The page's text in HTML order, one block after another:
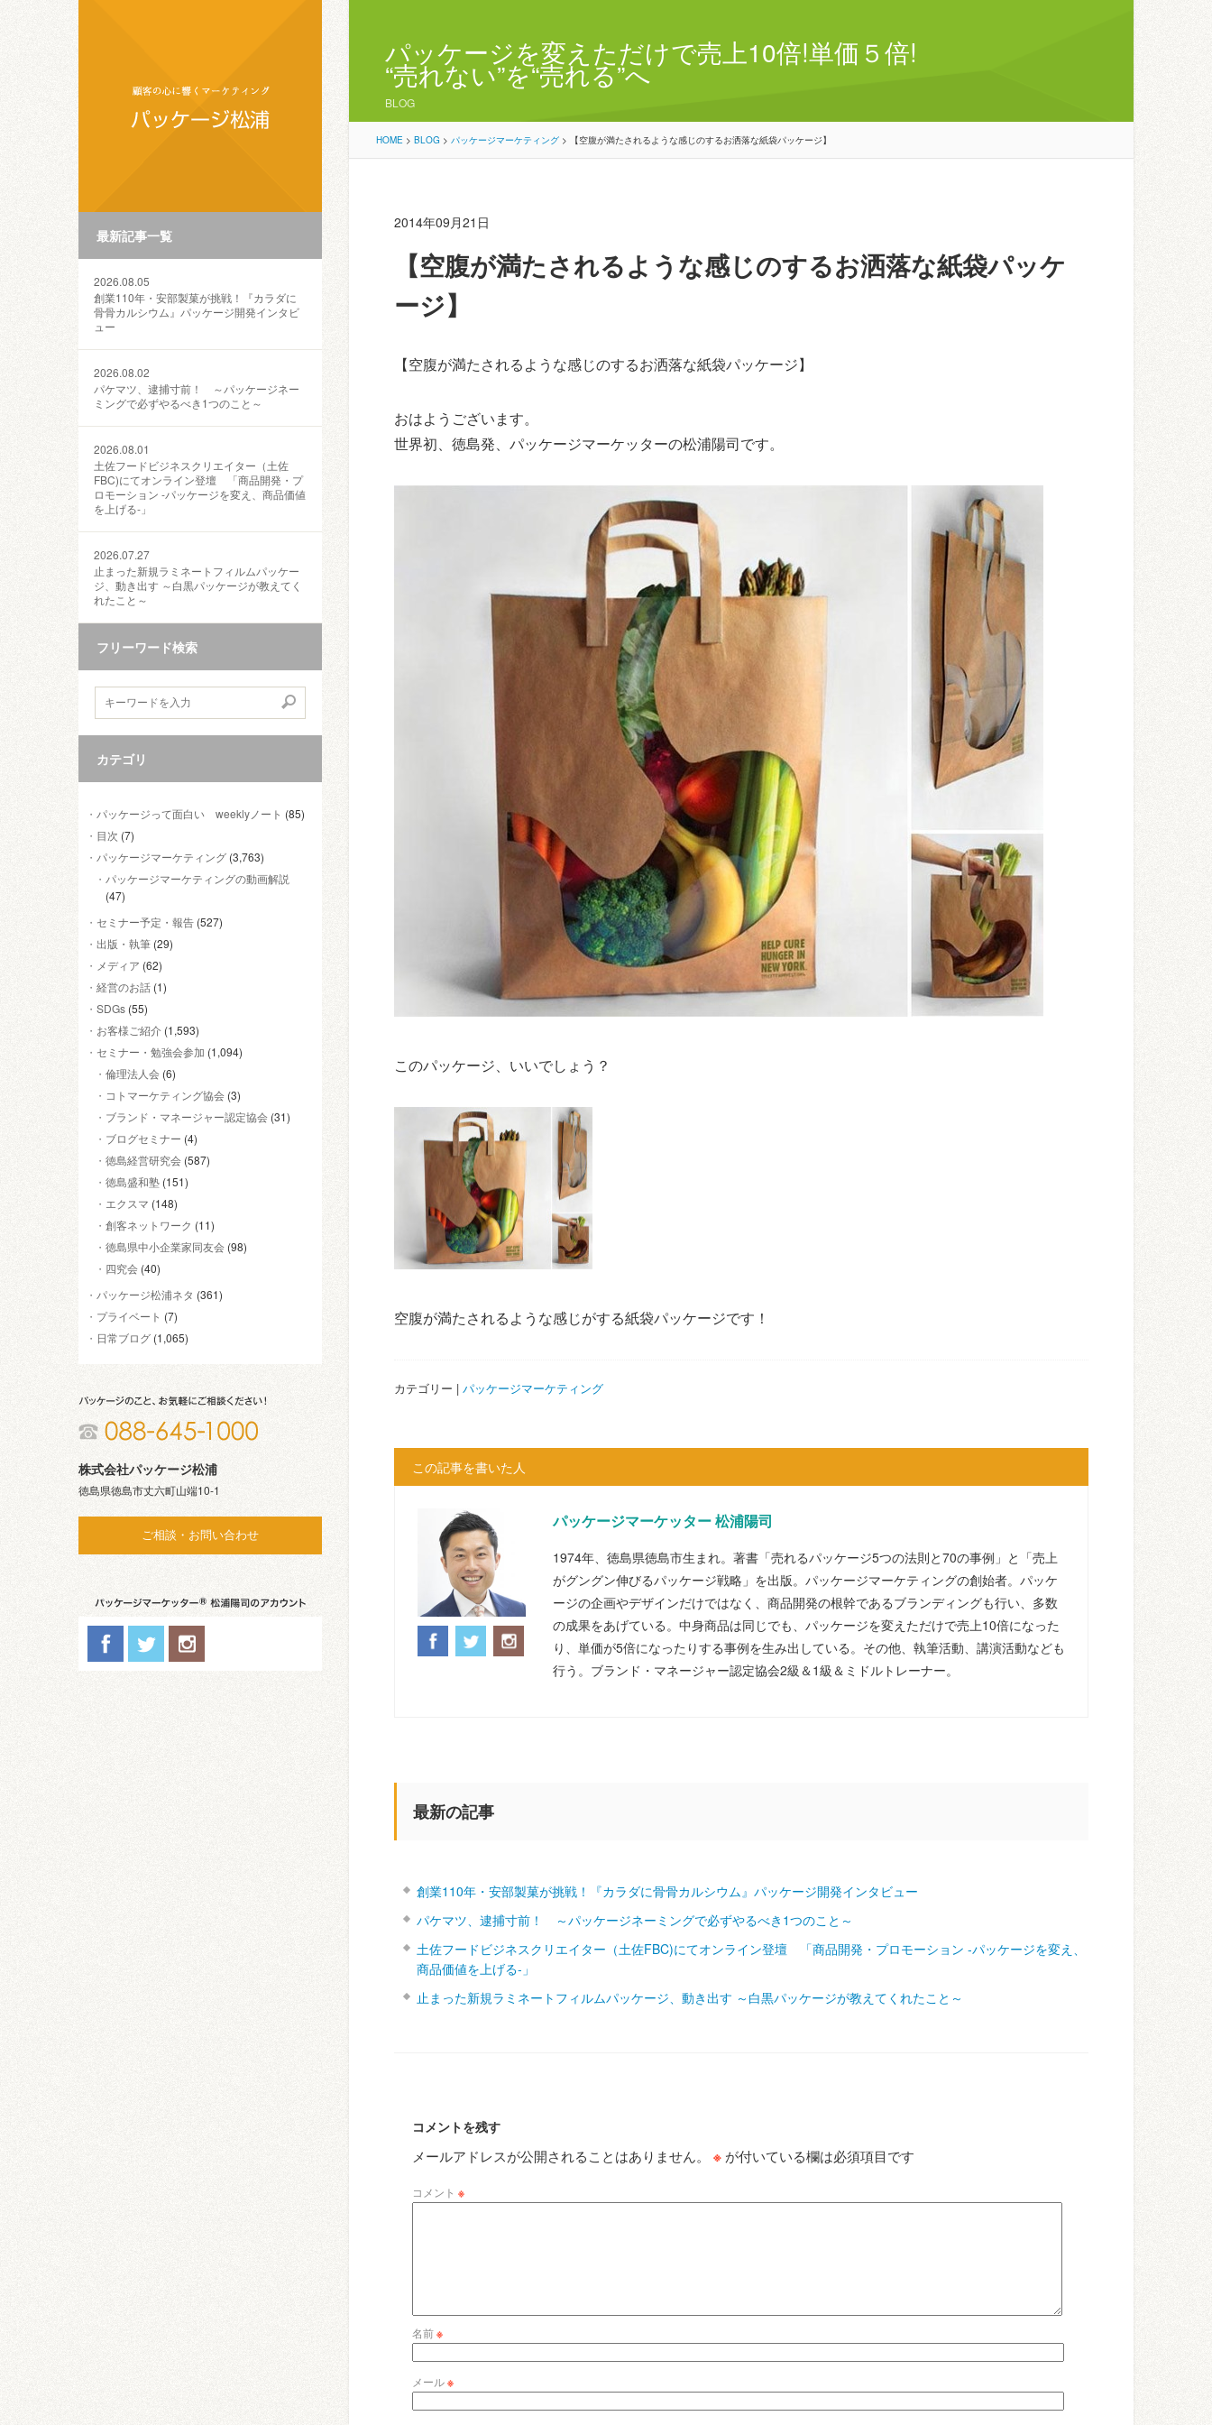
最新記事一覧
2026.08.05
創業110年・安部製菓が挑戦！『カラダに
骨骨カルシウム』パッケージ開発インタビ
ュー
2026.08.02
パケマツ、逮捕寸前！ ～パッケージネー
ミングで必ずやるべき1つのこと～
2026.08.01
土佐フードビジネスクリエイター（土佐
FBC)にてオンライン登壇 「商品開発・プ
ロモーション ‐パッケージを変え、商品価値
を上げる‐」
2026.07.27
止まった新規ラミネートフィルムパッケー
ジ、動き出す ～白黒パッケージが教えてく
れたこと～
フリーワード検索
カテゴリ
パッケージって面白い weeklyノート (85)
目次 (7)
パッケージマーケティング (3,763)
パッケージマーケティングの動画解説
(47)
セミナー予定・報告 (527)
出版・執筆 (29)
メディア (62)
経営のお話 (1)
SDGs (55)
お客様ご紹介 (1,593)
セミナー・勉強会参加 (1,094)
倫理法人会 (6)
コトマーケティング協会 (3)
ブランド・マネージャー認定協会 (31)
ブログセミナー (4)
徳島経営研究会 (587)
徳島盛和塾 (151)
エクスマ (148)
創客ネットワーク (11)
徳島県中小企業家同友会 (98)
四究会 (40)
パッケージ松浦ネタ (361)
プライベート (7)
日常ブログ (1,065)
株式会社パッケージ松浦
徳島県徳島市丈六町山端10-1
ご相談・お問い合わせ
パッケージを変えただけで売上10倍!単価５倍!
“売れない”を“売れる”へ
BLOG
HOME > BLOG > パッケージマーケティング > 【空腹が満たされるような感じのするお洒落な紙袋パッケージ】
2014年09月21日
【空腹が満たされるような感じのするお洒落な紙袋パッケ
ージ】
【空腹が満たされるような感じのするお洒落な紙袋パッケージ】
おはようございます。
世界初、徳島発、パッケージマーケッターの松浦陽司です。
このパッケージ、いいでしょう？
空腹が満たされるような感じがする紙袋パッケージです！
カテゴリー | パッケージマーケティング
この記事を書いた人
パッケージマーケッター 松浦陽司
1974年、徳島県徳島市生まれ。著書「売れるパッケージ5つの法則と70の事例」と「売上
がグングン伸びるパッケージ戦略」を出版。パッケージマーケティングの創始者。パッケ
ージの企画やデザインだけではなく、商品開発の根幹であるブランディングも行い、多数
の成果をあげている。中身商品は同じでも、パッケージを変えただけで売上10倍になった
り、単価が5倍になったりする事例を生み出している。その他、執筆活動、講演活動なども
行う。ブランド・マネージャー認定協会2級＆1級＆ミドルトレーナー。
最新の記事
創業110年・安部製菓が挑戦！『カラダに骨骨カルシウム』パッケージ開発インタビュー
パケマツ、逮捕寸前！ ～パッケージネーミングで必ずやるべき1つのこと～
土佐フードビジネスクリエイター（土佐FBC)にてオンライン登壇 「商品開発・プロモーション ‐パッケージを変え、
商品価値を上げる‐」
止まった新規ラミネートフィルムパッケージ、動き出す ～白黒パッケージが教えてくれたこと～
コメントを残す
メールアドレスが公開されることはありません。 ※ が付いている欄は必須項目です
コメント ※
名前※
メール※